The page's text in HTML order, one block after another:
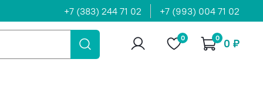
+7 (383) 244 71 02 +7 (993) 004 71 02
0 0 0 ₽